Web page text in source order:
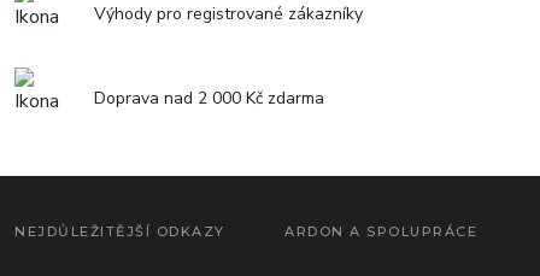
Výhody pro registrované zákazníky
Doprava nad 2 000 Kč zdarma
NEJDŮLEŽITĚJŠÍ ODKAZY ARDON A SPOLUPRÁCE